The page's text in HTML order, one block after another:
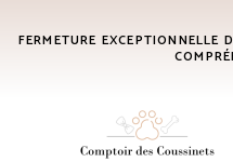
FERMETURE